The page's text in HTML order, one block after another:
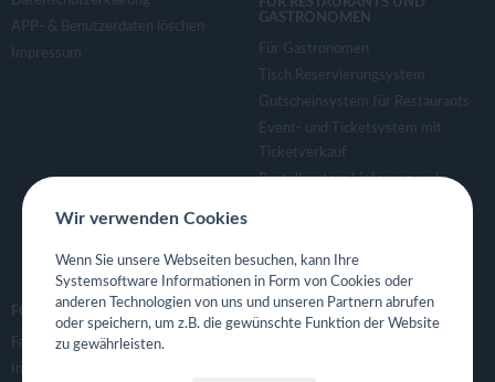
APP- & Benutzerdaten löschen
Impressum
GASTRONOMEN
Für Gastronomen
Tisch Reservierungsystem
Gutscheinsystem für Restaurants
Event- und Ticketsystem mit
Ticketverkauf
Bestellsystem Lieferung und
Eigene App für Restaurant
FOLGE UNS
Facebook
Instagram
Wir verwenden Cookies
Wenn Sie unsere Webseiten besuchen, kann Ihre
Systemsoftware Informationen in Form von Cookies oder
anderen Technologien von uns und unseren Partnern abrufen
oder speichern, um z.B. die gewünschte Funktion der Website
zu gewährleisten.